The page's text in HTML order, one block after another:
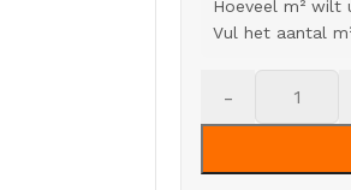
Hoeveel m² wilt
Vul het aantal
-